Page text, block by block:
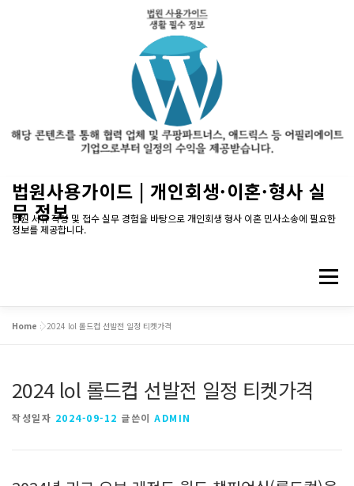
법원사용가이드 | 개인회생·이혼·형사 실
무 정보
법원 서류 작성 및 접수 실무 경험을 바탕으로 개인회생 형사 이혼 민사소송에 필요한
정보를 제공합니다.
메뉴
Home »2024 lol 롤드컵 선발전 일정 티켓가격
2024 lol 롤드컵 선발전 일정 티켓가격
작성일자 2024-09-12 글쓴이 ADMIN